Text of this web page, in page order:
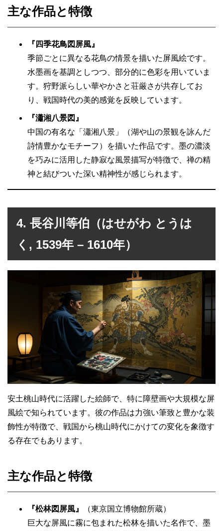
主な作品と特徴
『四季花鳥図屏風』
季節ごとに異なる花鳥の情景を描いた屏風絵です。
水墨画を基調としつつ、部分的に色彩を用いていま
す。狩野派らしい華やかさと荘厳さが共存してお
り、戦国時代の美的感覚を反映しています。
『瀟湘八景図』
中国の有名な「瀟湘八景」（湖や山の景観を詠んだ
詩情豊かなモチーフ）を描いた作品です。墨の濃淡
を巧みに活用した静寂な風景描写が特徴で、禅の精
神と結びついた深い精神性が感じられます。
4. 長谷川等伯（はせがわ とうは
く, 1539年 – 1610年）
安土桃山時代に活躍した絵師で、特に障壁画や大規模な屏
風絵で知られています。彼の作品は力強い筆致と豊かな装
飾性が特徴で、戦国から桃山時代にかけての変化を象徴す
る存在でもあります。
主な作品と特徴
『松林図屏風』
（東京国立博物館所蔵）
巨大な屏風に霧に包まれた松林を描いた名作で、墨